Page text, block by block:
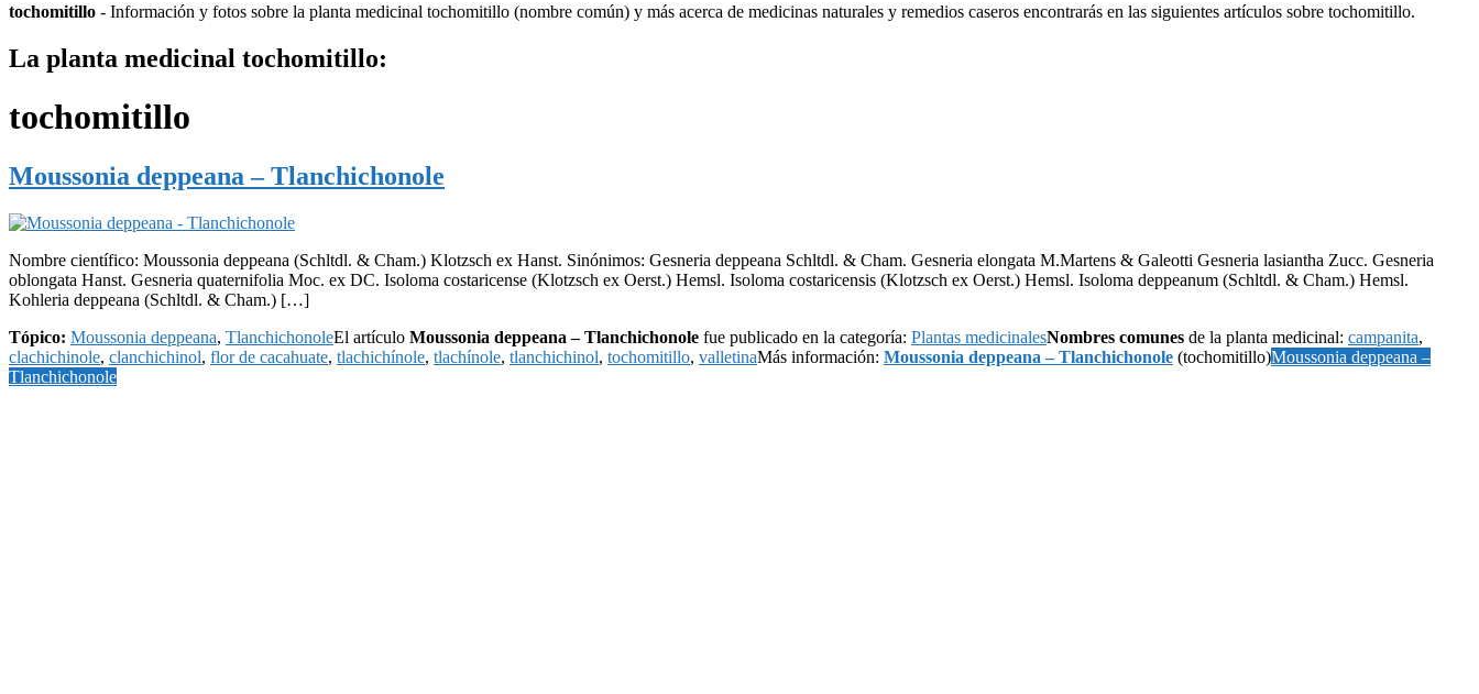
tochomitillo - Información y fotos sobre la planta medicinal tochomitillo (nombre común) y más acerca de medicinas naturales y remedios caseros encontrarás en las siguientes artículos sobre tochomitillo.
La planta medicinal tochomitillo:
tochomitillo
Moussonia deppeana – Tlanchichonole
Nombre científico: Moussonia deppeana (Schltdl. & Cham.) Klotzsch ex Hanst. Sinónimos: Gesneria deppeana Schltdl. & Cham. Gesneria elongata M.Martens & Galeotti Gesneria lasiantha Zucc. Gesneria
oblongata Hanst. Gesneria quaternifolia Moc. ex DC. Isoloma costaricense (Klotzsch ex Oerst.) Hemsl. Isoloma costaricensis (Klotzsch ex Oerst.) Hemsl. Isoloma deppeanum (Schltdl. & Cham.) Hemsl.
Kohleria deppeana (Schltdl. & Cham.) […]
Tópico: Moussonia deppeana, TlanchichonoleEl artículo Moussonia deppeana – Tlanchichonole fue publicado en la categoría: Plantas medicinalesNombres comunes de la planta medicinal: campanita,
clachichinole, clanchichinol, flor de cacahuate, tlachichínole, tlachínole, tlanchichinol, tochomitillo, valletinaMás información: Moussonia deppeana – Tlanchichonole (tochomitillo)Moussonia deppeana –
Tlanchichonole